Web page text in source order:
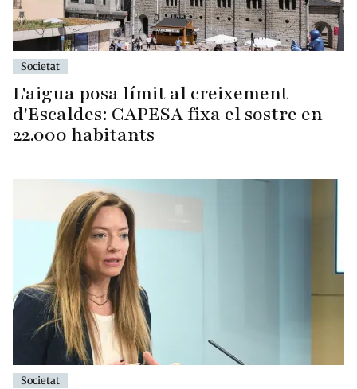
Societat
L'aigua posa límit al creixement
d'Escaldes: CAPESA fixa el sostre en
22.000 habitants
Societat